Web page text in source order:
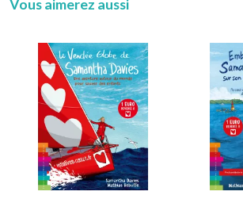
Vous aimerez aussi